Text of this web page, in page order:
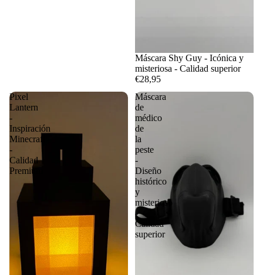
Máscara Shy Guy - Icónica y
misteriosa - Calidad superior
€28,95
Pixel
Lantern
-
Inspiración
Minecraft
-
Calidad
Premium
Máscara
de
médico
de
la
peste
-
Diseño
histórico
y
misterioso
-
Calidad
superior